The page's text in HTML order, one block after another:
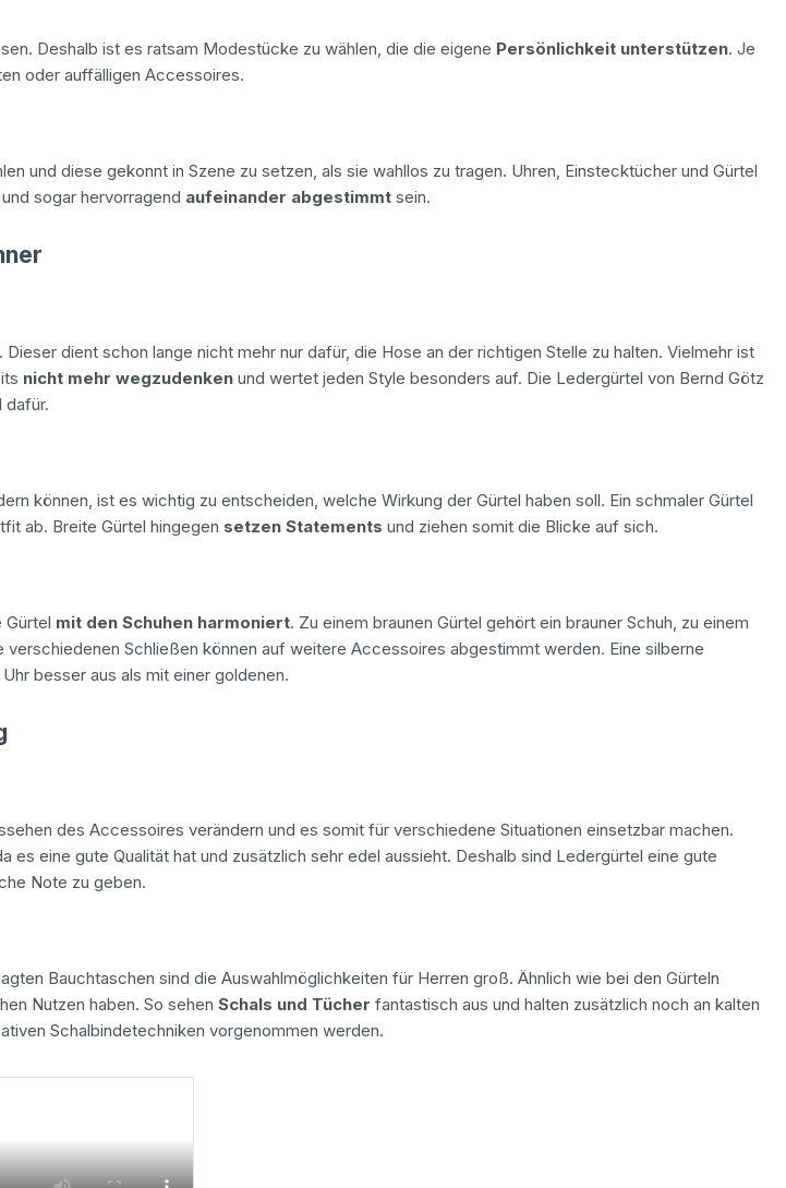
Deshalb ist es ratsam Modestücke zu wählen, die die eigene Persönlichkeit unterstützen. Je
oder auffälligen Accessoires.
und diese gekonnt in Szene zu setzen, als sie wahllos zu tragen. Uhren, Einstecktücher und Gürtel
sogar hervorragend aufeinander abgestimmtsein.
. Dieser dient schon lange nicht mehr nur dafür, die Hose an der richtigen Stelle zu halten. Vielmehr ist
nicht mehr wegzudenkenund wertet jeden Style besonders auf. Die Ledergürtel von Bernd Götz
dafür.
können, ist es wichtig zu entscheiden, welche Wirkung der Gürtel haben soll. Ein schmaler Gürtel
ab. Breite Gürtel hingegen setzen Statements und ziehen somit die Blicke auf sich.
Gürtel mit den Schuhen harmoniert. Zu einem braunen Gürtel gehört ein brauner Schuh, zu einem
verschiedenen Schließen können auf weitere Accessoires abgestimmt werden. Eine silberne
besser aus als mit einer goldenen.
des Accessoires verändern und es somit für verschiedene Situationen einsetzbar machen.
es eine gute Qualität hat und zusätzlich sehr edel aussieht. Deshalb sind Ledergürtel eine gute
Note zu geben.
Bauchtaschen sind die Auswahlmöglichkeiten für Herren groß. Ähnlich wie bei den Gürteln
Nutzen haben. So sehen Schals und Tücher fantastisch aus und halten zusätzlich noch an kalten
Schalbindetechniken vorgenommen werden.